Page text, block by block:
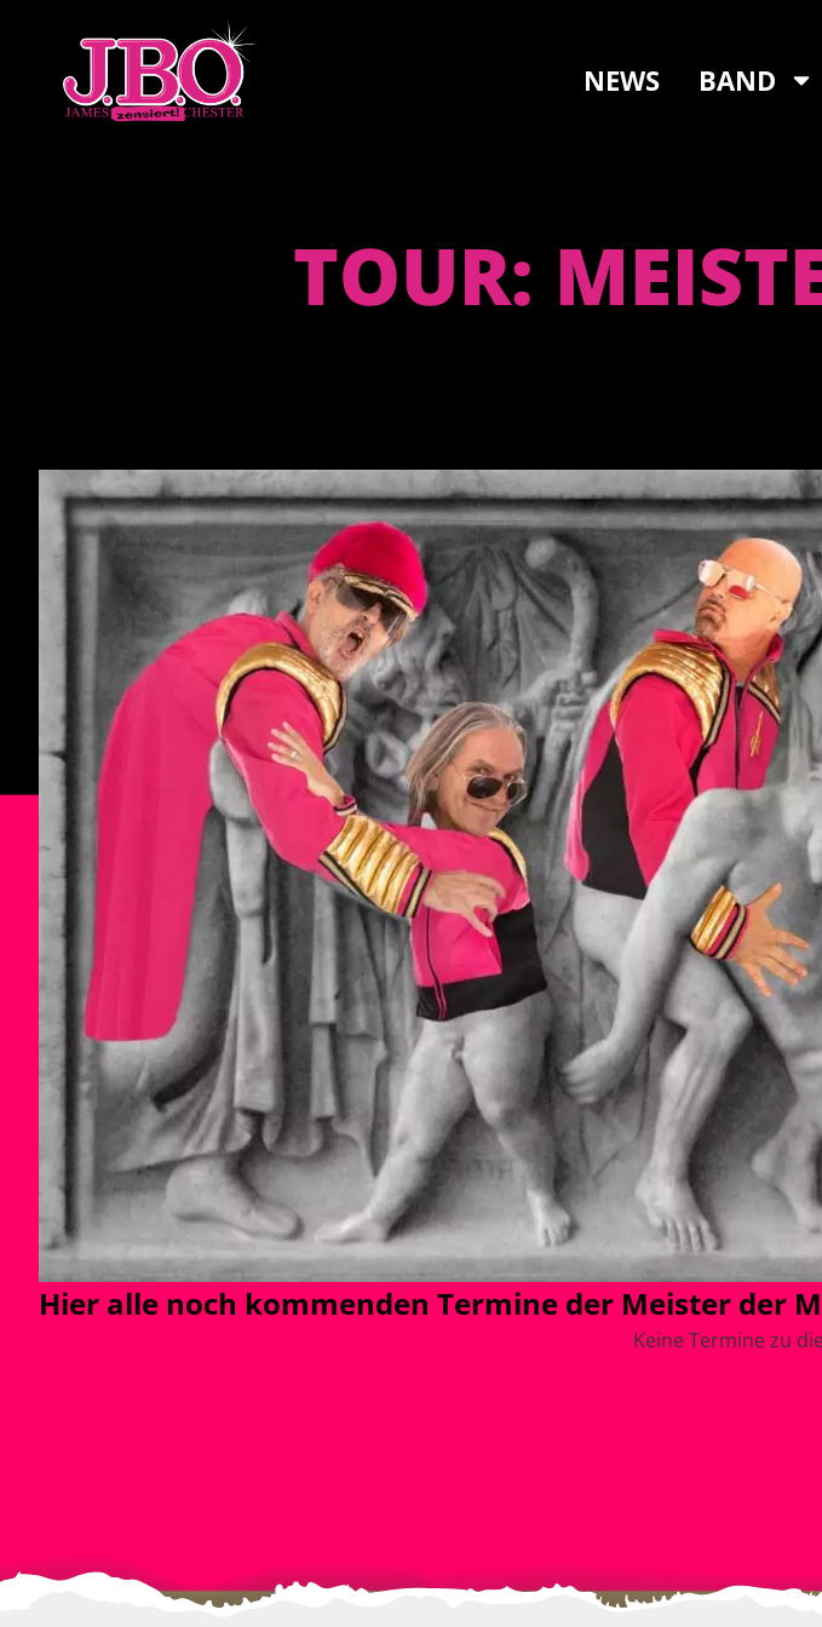
NEWS BAND
TOUR:
Hier alle noch kommenden Termine der Meister der
Keine Termine zu